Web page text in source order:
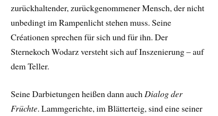
zurückhaltender, zurückgenommener Mensch, der nicht
unbedingt im Rampenlicht stehen muss. Seine
Créationen sprechen für sich und für ihn. Der
Sternekoch Wodarz versteht sich auf Inszenierung – auf
dem Teller.
Seine Darbietungen heißen dann auchDialog der
Früchte. Lammgerichte, im Blätterteig, sind eine seiner